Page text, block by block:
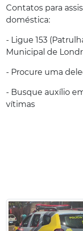
Contatos para
doméstica:
- Ligue 153
Municipal de
- Procure uma
- Busque auxílio
vítimas